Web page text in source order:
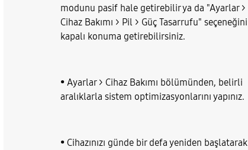
modunu pasif hale getirebilir ya da "Ayarlar >
Cihaz Bakımı > Pil > Güç Tasarrufu" seçeneğini
kapalı konuma getirebilirsiniz.
• Ayarlar > Cihaz Bakımı bölümünden, belirli
aralıklarla sistem optimizasyonlarını yapınız.
• Cihazınızı günde bir defa yeniden başlatarak